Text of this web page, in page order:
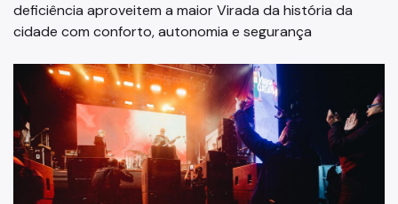
deficiência aproveitem a maior Virada da história da
cidade com conforto, autonomia e segurança